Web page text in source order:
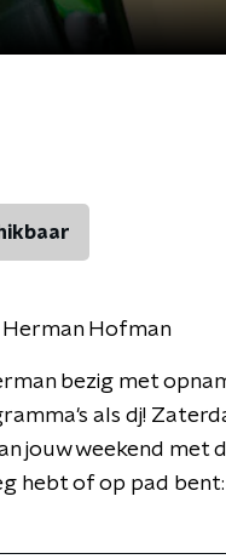
Herman Hofman
bezig met
als dj!
jouw weekend met
hebt of op pad